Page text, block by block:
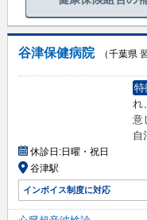
谷津保健病院
（千葉県
特
れ
意
自
休診日:日曜・祝日
谷津駅
インボイス制度に対応